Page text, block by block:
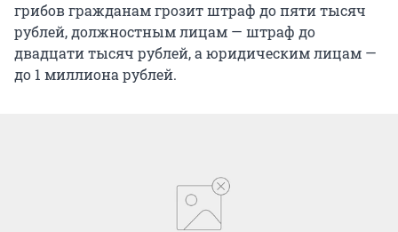
грибов гражданам грозит штраф до пяти тысяч
рублей, должностным лицам — штраф до
двадцати тысяч рублей, а юридическим лицам —
до 1 миллиона рублей.